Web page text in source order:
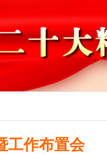
工作布置会